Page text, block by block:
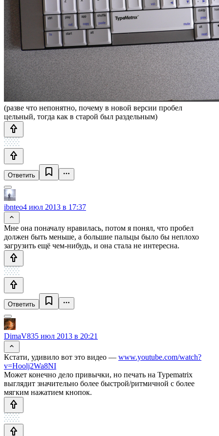
(разве что непонятно, почему в новой версии пробел
цельный, тогда как в старой был раздельным)
Ответить
ibnteo4 июл 2013 в 17:37
Мне она поначалу нравилась, потом я понял, что пробел
должен быть меньше, а большие пальцы было бы неплохо
загрузить ещё чем-нибудь, и она стала не интересна.
Ответить
DimaV835 июл 2013 в 20:21
Кстати, удивило вот это видео — www.youtube.com/watch?
v=Hoolj2Wa8NI
Может конечно дело привычки, но печать на Typematrix
выглядит значительно более быстрой/ритмичной с более
мягким нажатием кнопок.